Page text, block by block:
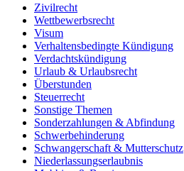
Zivilrecht
Wettbewerbsrecht
Visum
Verhaltensbedingte Kündigung
Verdachtskündigung
Urlaub & Urlaubsrecht
Überstunden
Steuerrecht
Sonstige Themen
Sonderzahlungen & Abfindung
Schwerbehinderung
Schwangerschaft & Mutterschutz
Niederlassungserlaubnis